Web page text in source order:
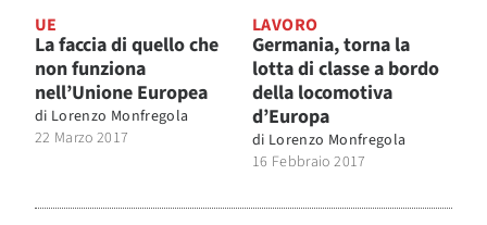
UE
La faccia di quello che
non funziona
nell’Unione Europea
di Lorenzo Monfregola
22 Marzo 2017
LAVORO
Germania, torna la
lotta di classe a bordo
della locomotiva
d’Europa
di Lorenzo Monfregola
16 Febbraio 2017